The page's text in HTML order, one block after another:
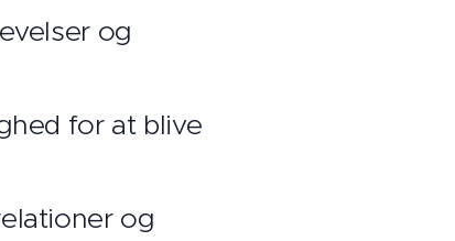
og
for at blive
og